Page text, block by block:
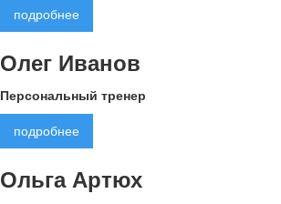
подробнее
Олег Иванов
Персональный тренер
подробнее
Ольга Артюх